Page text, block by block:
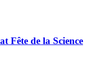
Fête de la Science